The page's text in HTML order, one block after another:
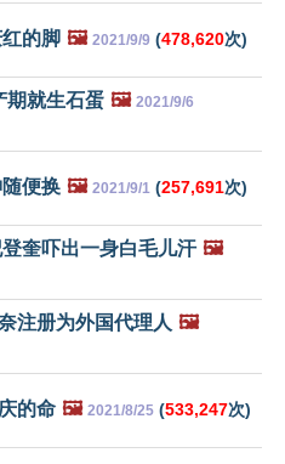
的脚 🖼️ 2021/9/9 (478,620次)
期就生石蛋 🖼️ 2021/9/6
便换 🖼️ 2021/9/1 (257,691次)
奎吓出一身白毛儿汗 🖼️
注册为外国代理人 🖼️
的命 🖼️ 2021/8/25 (533,247次)